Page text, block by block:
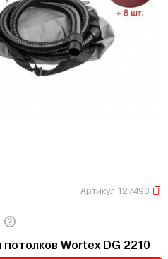
Артикул 127493
Wortex DG 2210